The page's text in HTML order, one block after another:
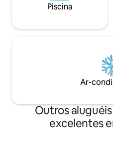
Piscina
Ar-
Outros
excelentes